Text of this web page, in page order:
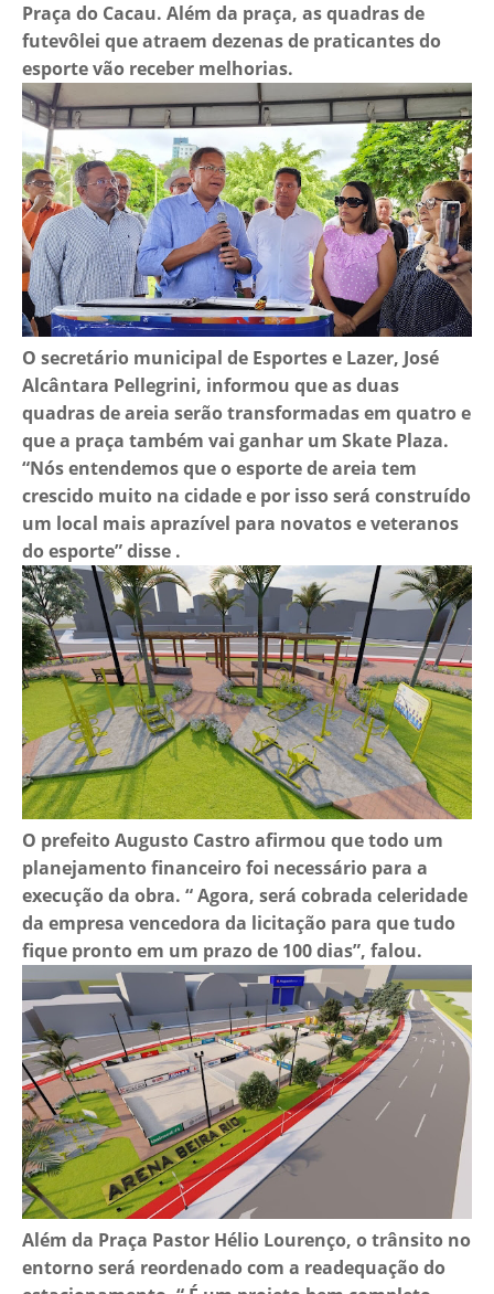
Praça do Cacau. Além da praça, as quadras de
futevôlei que atraem dezenas de praticantes do
esporte vão receber melhorias.
O secretário municipal de Esportes e Lazer, José
Alcântara Pellegrini, informou que as duas
quadras de areia serão transformadas em quatro e
que a praça também vai ganhar um Skate Plaza.
“Nós entendemos que o esporte de areia tem
crescido muito na cidade e por isso será construído
um local mais aprazível para novatos e veteranos
do esporte” disse .
O prefeito Augusto Castro afirmou que todo um
planejamento financeiro foi necessário para a
execução da obra. “ Agora, será cobrada celeridade
da empresa vencedora da licitação para que tudo
fique pronto em um prazo de 100 dias”, falou.
Além da Praça Pastor Hélio Lourenço, o trânsito no
entorno será reordenado com a readequação do